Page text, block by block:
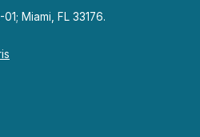
01; Miami, FL 33176.